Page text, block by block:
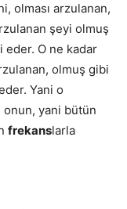
olması arzulanan,
şeyi olmuş
O ne kadar
olmuş gibi
Yani o
onun, yani bütün
frekanslarla